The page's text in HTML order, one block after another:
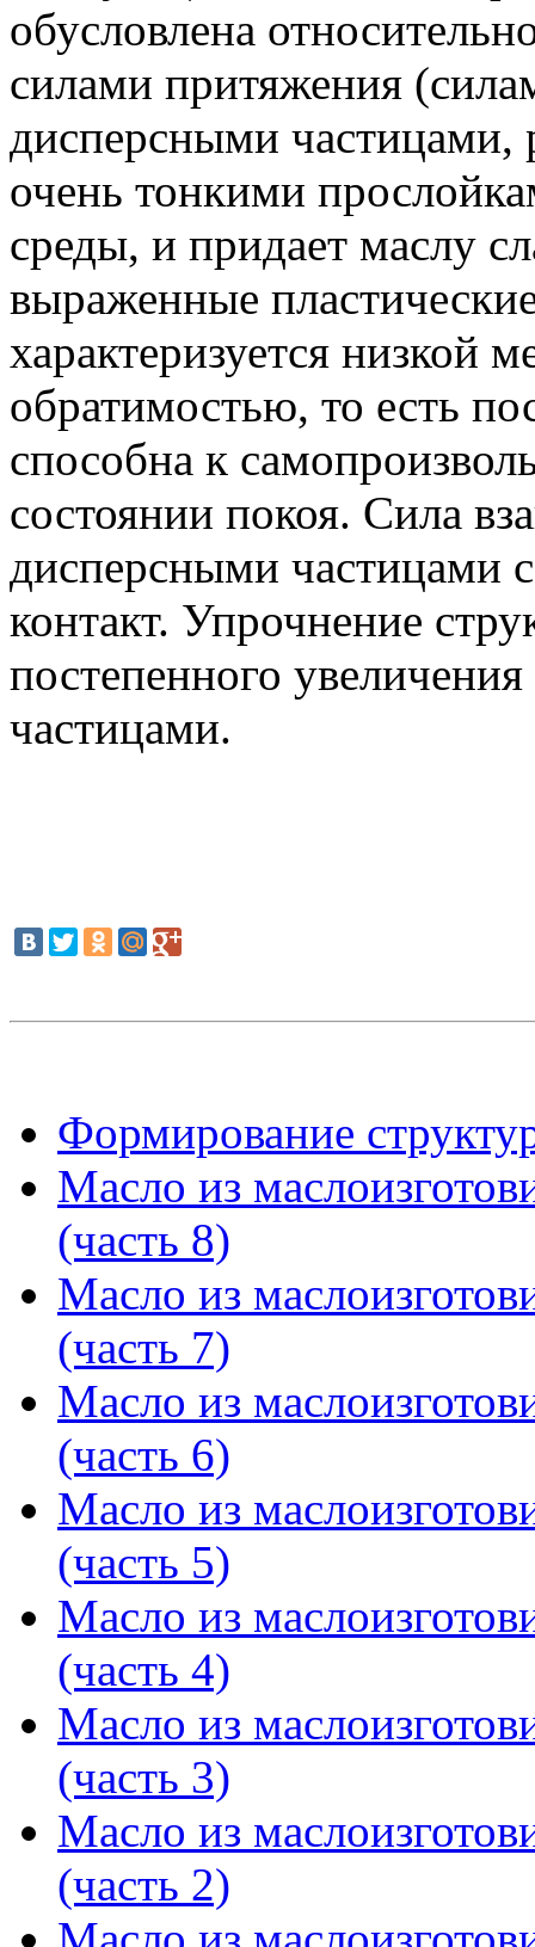
обусловлена
силами притяжения
дисперсными частицами,
очень тонкими
среды, и придает маслу
выраженные
характеризуется низкой
обратимостью, то есть
способна к
состоянии покоя. Сила
дисперсными частицами
контакт. Упрочнение
постепенного
частицами.
Формирование
Масло из
(часть 8)
Масло из
(часть 7)
Масло из
(часть 6)
Масло из
(часть 5)
Масло из
(часть 4)
Масло из
(часть 3)
Масло из
(часть 2)